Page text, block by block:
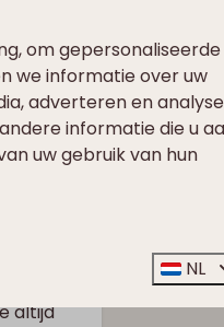
dag
met
altijd
om gepersonaliseerde
we informatie over uw
adverteren en
informatie die u
uw gebruik van hun
NL